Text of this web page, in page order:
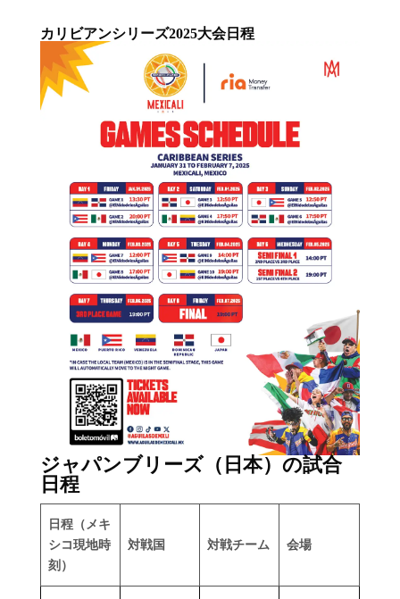
カリビアンシリーズ2025大会日程
ジャパンブリーズ（日本）の試合
日程
日程（メキ
シコ現地時
刻）
対戦国 対戦チーム 会場